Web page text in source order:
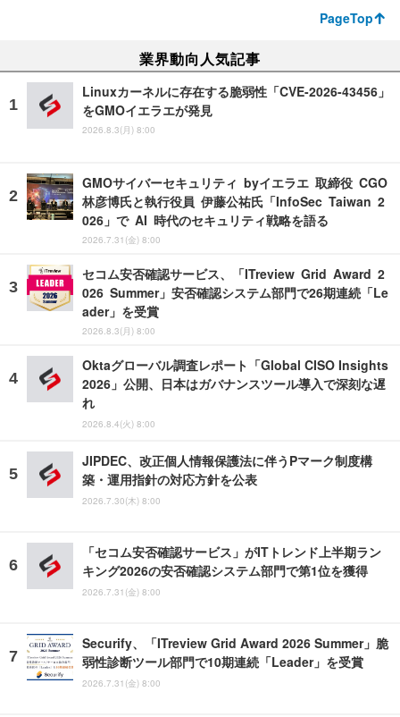
PageTop
業界動向人気記事
Linuxカーネルに存在する脆弱性「CVE-2026-43456」
をGMOイエラエが発見
2026.8.3(月) 8:00
GMOサイバーセキュリティ byイエラエ 取締役 CGO
林彦博氏と執行役員 伊藤公祐氏「InfoSec Taiwan 2
026」で AI 時代のセキュリティ戦略を語る
2026.7.31(金) 8:00
セコム安否確認サービス、「ITreview Grid Award 2
026 Summer」安否確認システム部門で26期連続「Le
ader」を受賞
2026.8.3(月) 8:00
Oktaグローバル調査レポート「Global CISO Insights
2026」公開、日本はガバナンスツール導入で深刻な遅
れ
2026.8.4(火) 8:00
JIPDEC、改正個人情報保護法に伴うPマーク制度構
築・運用指針の対応方針を公表
2026.7.30(木) 8:00
「セコム安否確認サービス」がITトレンド上半期ラン
キング2026の安否確認システム部門で第1位を獲得
2026.7.31(金) 8:00
Securify、「ITreview Grid Award 2026 Summer」脆
弱性診断ツール部門で10期連続「Leader」を受賞
2026.7.31(金) 8:00